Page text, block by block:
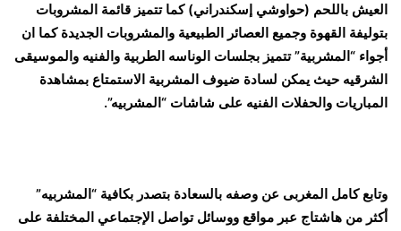
العيش باللحم (حواوشي إسكندراني) كما تتميز قائمة المشروبات
بتوليفة القهوة وجميع العصائر الطبيعية والمشروبات الجديدة كما ان
أجواء “المشربية” تتميز بجلسات الوناسه الطربية والفنيه والموسيقى
الشرقيه حيث يمكن لسادة ضيوف المشربية الاستمتاع بمشاهدة
المباريات والحفلات الفنيه على شاشات “المشربيه”.
وتابع كامل المغربى عن وصفه بالسعادة بتصدر بكافية “المشربيه”
أكثر من هاشتاج عبر مواقع ووسائل تواصل الإجتماعي المختلفة على